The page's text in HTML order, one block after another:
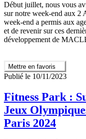
Début juillet, nous vous
sur notre week-end aux 2
week-end a permis aux
et de revenir sur ces
développement de
Mettre en favoris
Publié le 10/11/2023
Fitness Park :
Jeux
Paris 2024